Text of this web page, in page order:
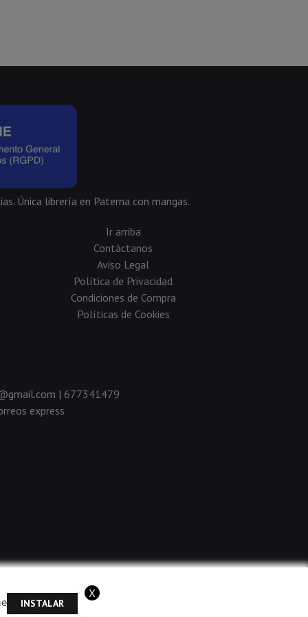
Única librería en Paterna con mangas.
Ir arriba
Contáctanos
Aviso Legal
Política de Privacidad
Condiciones de Compra
Políticas de Cookies
| 677341479
express
INSTALAR
X